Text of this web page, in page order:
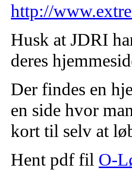
http://
Husk at JDRI
deres
Der findes en
en side hvor
kort til selv at
Hent pdf fil O-